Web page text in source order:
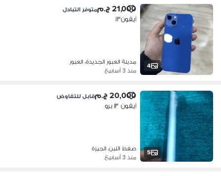
4
21,000 ج.م متوفر التبادل
آيفون١٣
مدينة العبور الجديدة، العبور
منذ 3 أسابيع
5
20,000 ج.م قابل للتفاوض
آيفون ١٣ برو
صفط اللبن، الجيزة
منذ 3 أسابيع